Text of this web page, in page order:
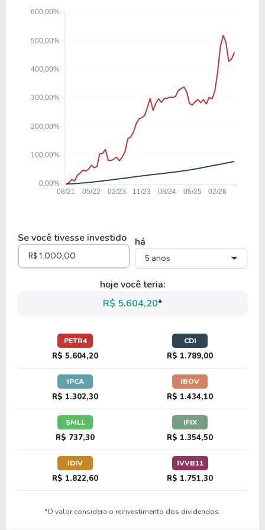
Se você tivesse investido há
5 anos
hoje você teria:
R$ 5.604,20*
PETR4
R$ 5.604,20
CDI
R$ 1.789,00
IPCA
R$ 1.302,30
IBOV
R$ 1.434,10
SMLL
R$ 737,30
IFIX
R$ 1.354,50
IDIV
R$ 1.822,60
IVVB11
R$ 1.751,30
*O valor considera o reinvestimento dos dividendos.